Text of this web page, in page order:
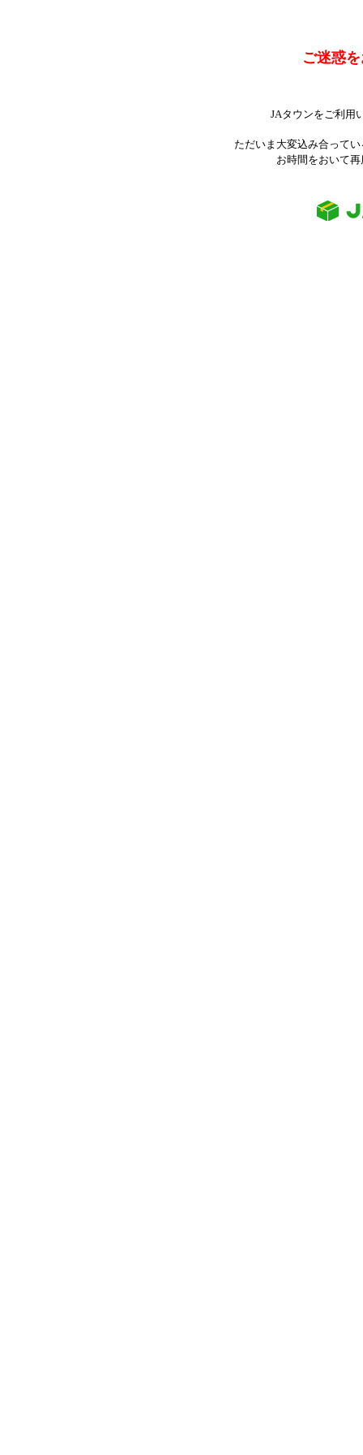
ご迷惑
JAタウンをご利用
ただいま大変込み合って
お時間をおいて